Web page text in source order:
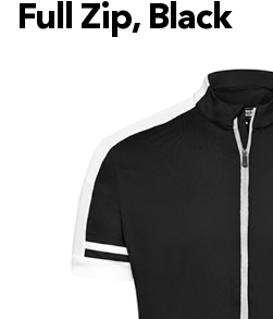
Full Zip, Black